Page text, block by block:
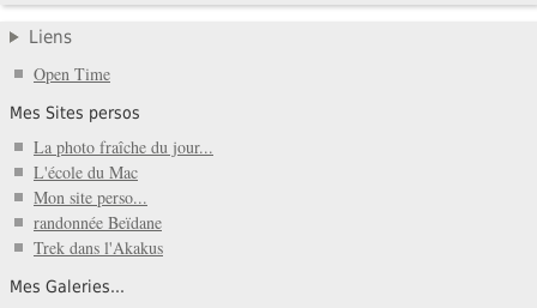
Liens
Open Time
Mes Sites persos
La photo fraîche du jour...
L'école du Mac
Mon site perso...
randonnée Beïdane
Trek dans l'Akakus
Mes Galeries...